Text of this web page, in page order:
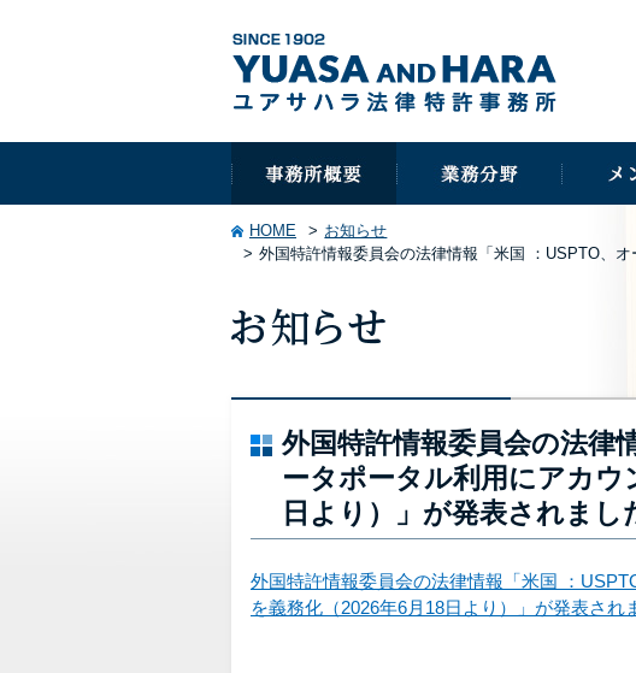
HOME
お知らせ
外国特許情報委員会の法律情報「米国 ：USPTO、
外国特許情報委員会の法律
ータポータル利用にアカウ
日より）」が発表されまし
外国特許情報委員会の法律情報「米国 ：
を義務化（2026年6月18日より）」が発表され